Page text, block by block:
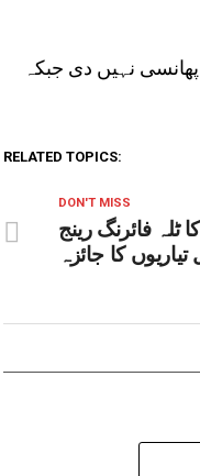
ہوئے کہا کہ ان کے کہنے پر ایران نے 8 خواتین کو پھانسی نہیں دی جبکہ
RELATED TOPICS:
DON'T MISS
فائرنگ رینج
کا جائزہ